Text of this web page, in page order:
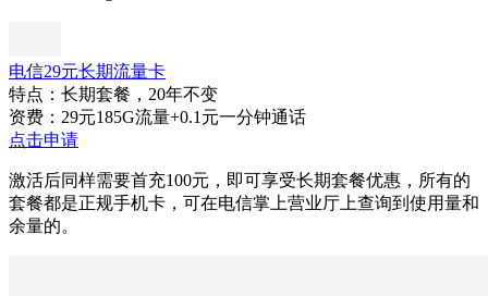
电信29元长期流量卡
特点：长期套餐，20年不变
资费：29元185G流量+0.1元一分钟通话
点击申请
激活后同样需要首充100元，即可享受长期套餐优惠，所有的
套餐都是正规手机卡，可在电信掌上营业厅上查询到使用量和
余量的。